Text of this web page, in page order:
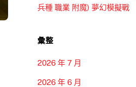
兵種 職業 附魔) 夢幻模擬戰
彙整
2026 年 7 月
2026 年 6 月